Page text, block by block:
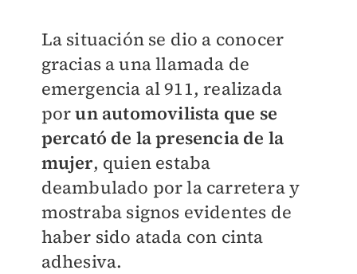
La situación se dio a conocer
gracias a una llamada de
emergencia al 911, realizada
porun automovilista que se
percató de la presencia de la
mujer, quien estaba
deambulado por la carretera y
mostraba signos evidentes de
haber sido atada con cinta
adhesiva.